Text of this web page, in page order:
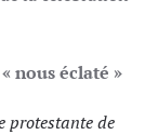
nous éclaté »
protestante de